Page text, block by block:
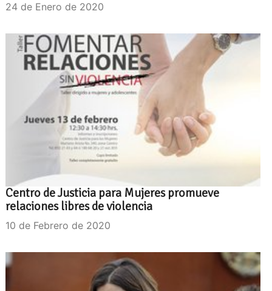
24 de Enero de 2020
Centro de Justicia para Mujeres promueve
relaciones libres de violencia
10 de Febrero de 2020